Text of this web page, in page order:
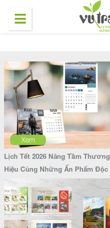
Xem
Lịch Tết 2026 Nâng Tầm Thương
Hiệu Cùng Những Ấn Phẩm Độc
Đáo